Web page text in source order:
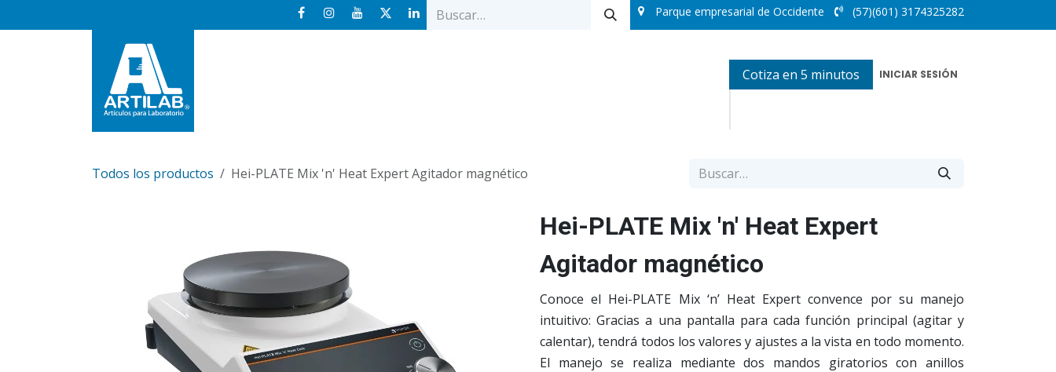
Parque empresarial de Occidente (57)(601) 3174325282
Cotiza en 5 minutos INICIAR SESIÓN
Todos los productos Hei-PLATE Mix 'n' Heat Expert Agitador magnético
Hei-PLATE Mix 'n' Heat Expert
Agitador magnético
Conoce el Hei-PLATE Mix ‘n’ Heat Expert convence por su manejo
intuitivo: Gracias a una pantalla para cada función principal (agitar y
calentar), tendrá todos los valores y ajustes a la vista en todo momento.
El manejo se realiza mediante dos mandos giratorios con anillos